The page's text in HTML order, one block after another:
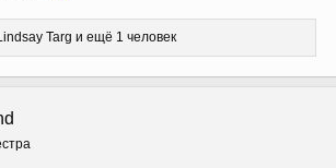
Targ и ещё 1 человек